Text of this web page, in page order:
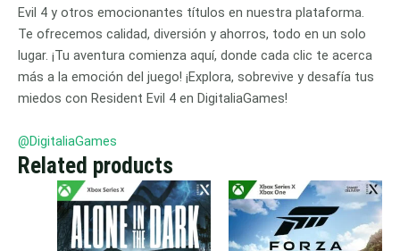
Evil 4 y otros emocionantes títulos en nuestra plataforma.
Te ofrecemos calidad, diversión y ahorros, todo en un solo
lugar. ¡Tu aventura comienza aquí, donde cada clic te acerca
más a la emoción del juego! ¡Explora, sobrevive y desafía tus
miedos con Resident Evil 4 en DigitaliaGames!
@DigitaliaGames
Related products